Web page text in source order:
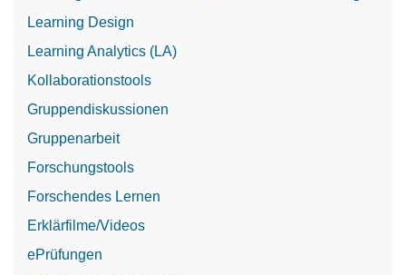
Learning Design
Learning Analytics (LA)
Kollaborationstools
Gruppendiskussionen
Gruppenarbeit
Forschungstools
Forschendes Lernen
Erklärfilme/Videos
ePrüfungen